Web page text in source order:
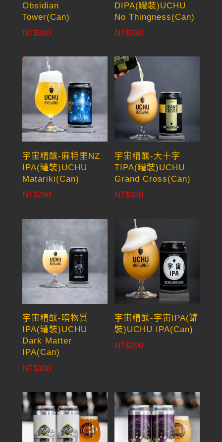
Obsidian
Tower(Can)
NT$380
DIPA(罐裝)UCHU
No Thingness(Can)
NT$330
宇宙精釀-麻特里NZ
IPA(罐裝)UCHU
Matariki(Can)
NT$290
宇宙精釀-大十字
TIPA(罐裝)UCHU
Grand Cross(Can)
NT$330
宇宙精釀-暗物質
IPA(罐裝)UCHU
Dark Matter
IPA(Can)
NT$330
宇宙精釀-宇宙IPA(罐
裝)UCHU IPA(Can)
NT$290